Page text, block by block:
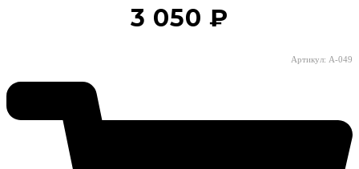
3 050 ₽
Артикул: A-049